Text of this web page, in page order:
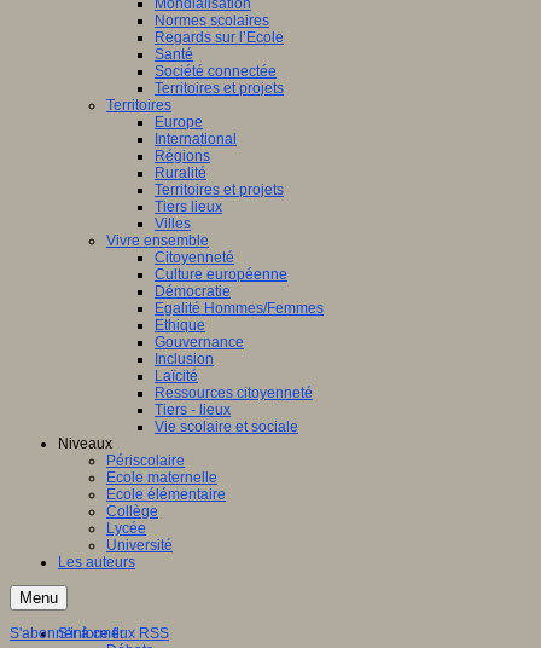
Mondialisation
Normes scolaires
Regards sur l’Ecole
Santé
Société connectée
Territoires et projets
Territoires
Europe
International
Régions
Ruralité
Territoires et projets
Tiers lieux
Villes
Vivre ensemble
Citoyenneté
Culture européenne
Démocratie
Egalité Hommes/Femmes
Ethique
Gouvernance
Inclusion
Laïcité
Ressources citoyenneté
Tiers - lieux
Vie scolaire et sociale
Niveaux
Périscolaire
Ecole maternelle
Ecole élémentaire
Collège
Lycée
Université
Les auteurs
Menu
S'informer
S'abonner à ce flux RSS